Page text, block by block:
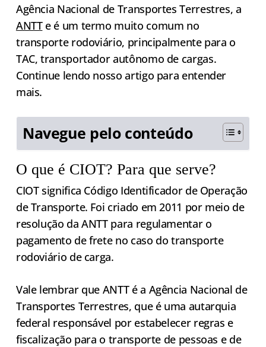
Agência Nacional de Transportes Terrestres, a
ANTTe é um termo muito comum no
transporte rodoviário, principalmente para o
TAC, transportador autônomo de cargas.
Continue lendo nosso artigo para entender
mais.
Navegue pelo conteúdo
O que é CIOT? Para que serve?
CIOT significa Código Identificador de Operação
de Transporte. Foi criado em 2011 por meio de
resolução da ANTT para regulamentar o
pagamento de frete no caso do transporte
rodoviário de carga.
Vale lembrar que ANTT é a Agência Nacional de
Transportes Terrestres, que é uma autarquia
federal responsável por estabelecer regras e
fiscalização para o transporte de pessoas e de